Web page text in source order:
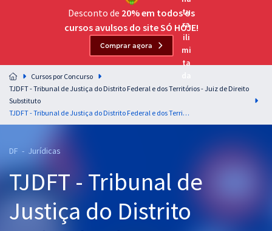
Acesso ilimitado a toda preparação para o Exame da
Residências Multiprofissionais
Preparação completa e intensiva para as principais
residências em saúde do Brasil
Concursos
Graduação
Desconto de 20% em todos os
cursos avulsos do site SÓ HOJE!
Comprar agora
Cursos por Concurso
TJDFT - Tribunal de Justiça do Distrito Federal e dos Territórios - Juiz de Direito
Substituto
TJDFT - Tribunal de Justiça do Distrito Federal e dos Territórios — Bloco I para o Cargo de Juiz de Direito Substituto (Pré-Edital)
DF - Jurídicas
TJDFT - Tribunal de
Justiça do Distrito